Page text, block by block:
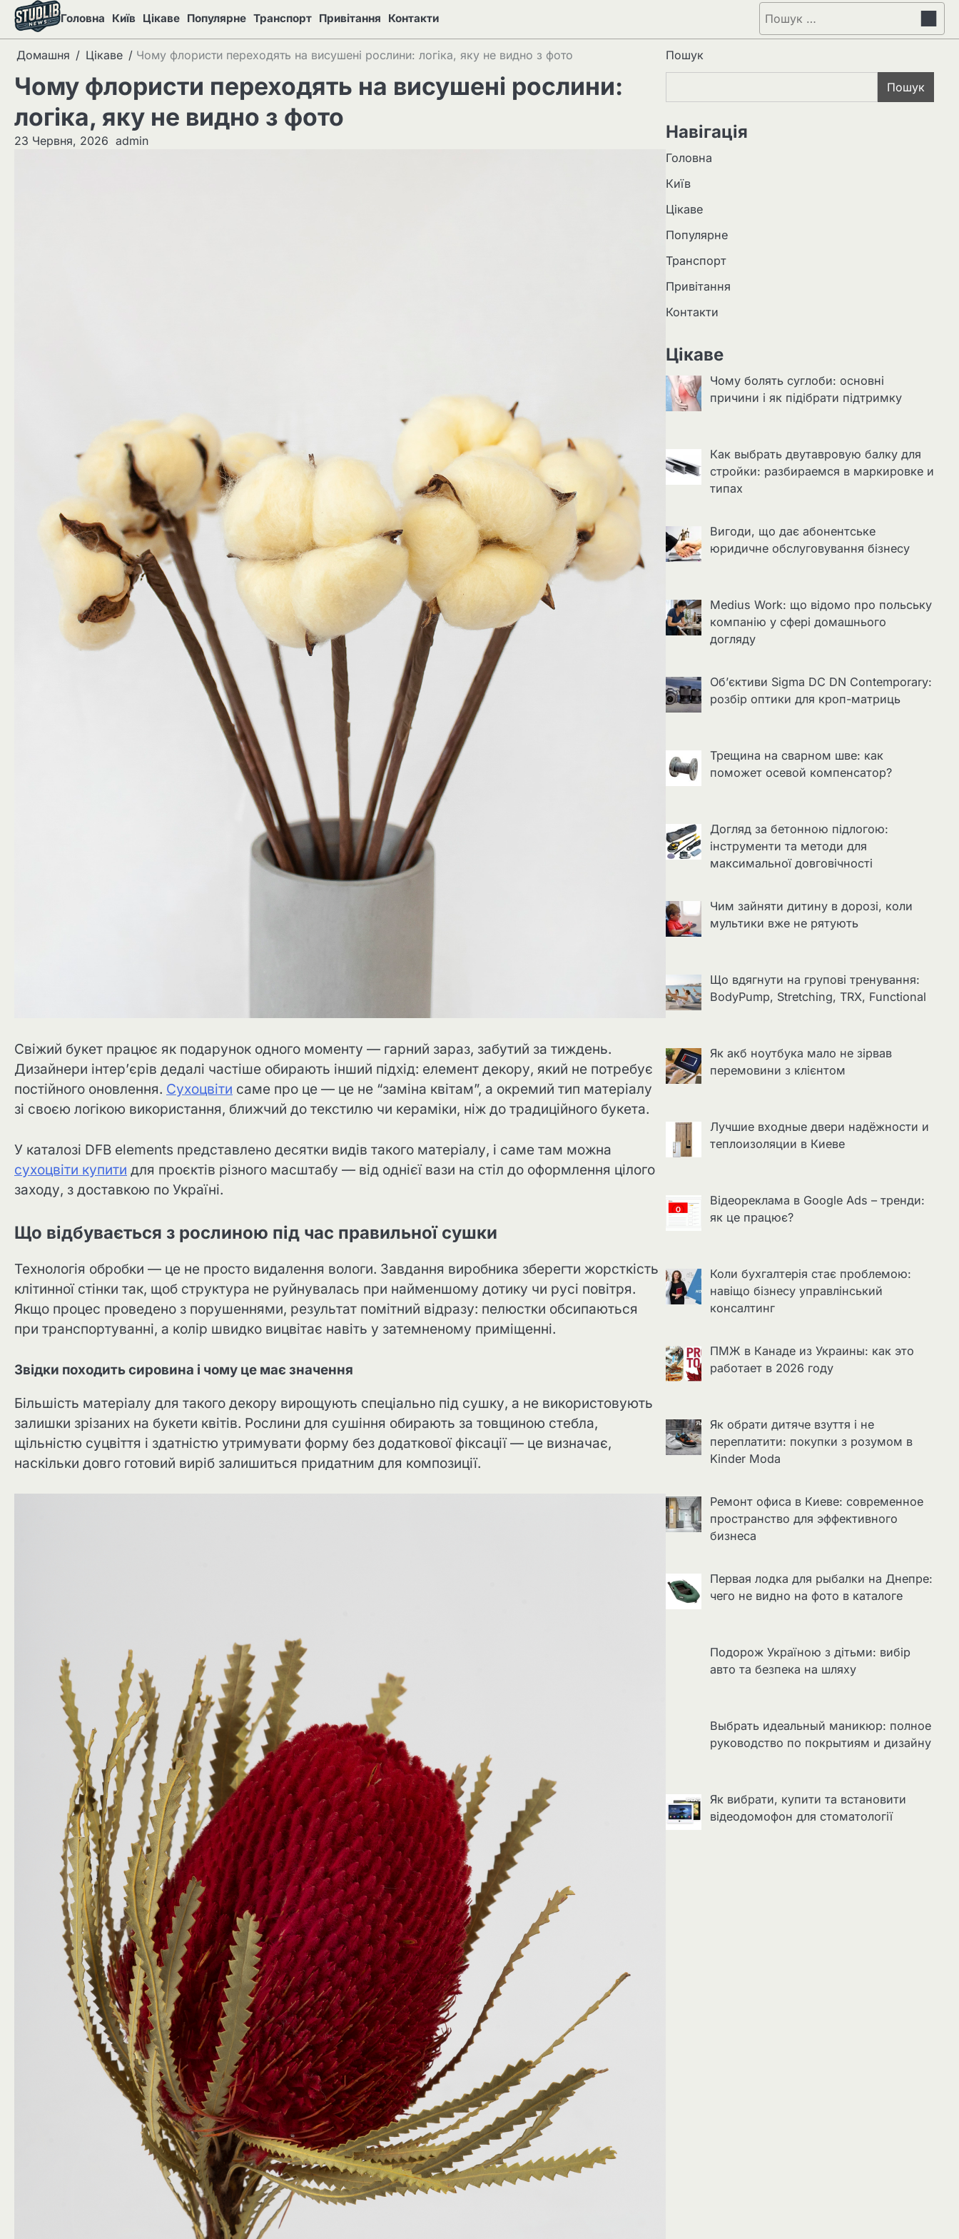
Перейти
вмісту
Головна Київ Цікаве Популярне Транспорт Привітання Контакти Пошук:
Домашня Цікаве Чому флористи переходять на висушені рослини: логіка, яку не видно з фото
Чому флористи переходять на висушені рослини:
логіка, яку не видно з фото
23 Червня, 2026 admin
Свіжий букет працює як подарунок одного моменту — гарний зараз, забутий за тиждень.
Дизайнери інтер’єрів дедалі частіше обирають інший підхід: елемент декору, який не потребує
постійного оновлення. Сухоцвіти саме про це — це не “заміна квітам”, а окремий тип матеріалу
зі своєю логікою використання, ближчий до текстилю чи кераміки, ніж до традиційного букета.
У каталозі DFB elements представлено десятки видів такого матеріалу, і саме там можна
сухоцвіти купити для проєктів різного масштабу — від однієї вази на стіл до оформлення цілого
заходу, з доставкою по Україні.
Що відбувається з рослиною під час правильної сушки
Технологія обробки — це не просто видалення вологи. Завдання виробника зберегти жорсткість
клітинної стінки так, щоб структура не руйнувалась при найменшому дотику чи русі повітря.
Якщо процес проведено з порушеннями, результат помітний відразу: пелюстки обсипаються
при транспортуванні, а колір швидко вицвітає навіть у затемненому приміщенні.
Звідки походить сировина і чому це має значення
Більшість матеріалу для такого декору вирощують спеціально під сушку, а не використовують
залишки зрізаних на букети квітів. Рослини для сушіння обирають за товщиною стебла,
щільністю суцвіття і здатністю утримувати форму без додаткової фіксації — це визначає,
наскільки довго готовий виріб залишиться придатним для композиції.
Пошук
Пошук
Навігація
Головна
Київ
Цікаве
Популярне
Транспорт
Привітання
Контакти
Цікаве
Чому болять суглоби: основні
причини і як підібрати підтримку
Как выбрать двутавровую балку для
стройки: разбираемся в маркировке и
типах
Вигоди, що дає абонентське
юридичне обслуговування бізнесу
Medius Work: що відомо про польську
компанію у сфері домашнього
догляду
Об’єктиви Sigma DC DN Contemporary:
розбір оптики для кроп-матриць
Трещина на сварном шве: как
поможет осевой компенсатор?
Догляд за бетонною підлогою:
інструменти та методи для
максимальної довговічності
Чим зайняти дитину в дорозі, коли
мультики вже не рятують
Що вдягнути на групові тренування:
BodyPump, Stretching, TRX, Functional
Як акб ноутбука мало не зірвав
перемовини з клієнтом
Лучшие входные двери надёжности и
теплоизоляции в Киеве
Відеореклама в Google Ads – тренди:
як це працює?
Коли бухгалтерія стає проблемою:
навіщо бізнесу управлінський
консалтинг
ПМЖ в Канаде из Украины: как это
работает в 2026 году
Як обрати дитяче взуття і не
переплатити: покупки з розумом в
Kinder Moda
Ремонт офиса в Киеве: современное
пространство для эффективного
бизнеса
Первая лодка для рыбалки на Днепре:
чего не видно на фото в каталоге
Подорож Україною з дітьми: вибір
авто та безпека на шляху
Выбрать идеальный маникюр: полное
руководство по покрытиям и дизайну
Як вибрати, купити та встановити
відеодомофон для стоматології